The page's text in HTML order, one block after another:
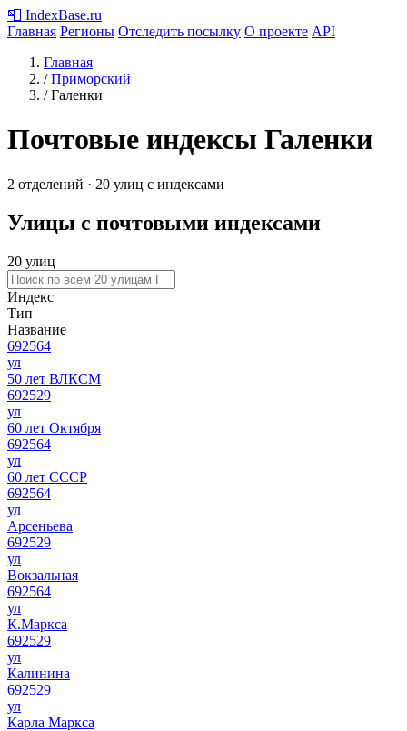
📮 IndexBase.ru
Главная Регионы Отследить посылку О проекте API
Главная
/ Приморский
/ Галенки
Почтовые индексы Галенки
2 отделений · 20 улиц с индексами
Улицы с почтовыми индексами
20 улиц
Индекс
Тип
Название
692564
ул
50 лет ВЛКСМ
692529
ул
60 лет Октября
692564
ул
60 лет СССР
692564
ул
Арсеньева
692529
ул
Вокзальная
692564
ул
К.Маркса
692529
ул
Калинина
692529
ул
Карла Маркса